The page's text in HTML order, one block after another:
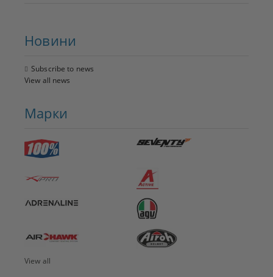
Новини
Subscribe to news
View all news
Марки
View all